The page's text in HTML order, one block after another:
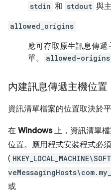
stdin 和 stdout 與
allowed_origins
應可存取原生訊息傳遞
單。
allowed-origins
內建訊息傳遞主機位置
資訊清單檔案的位置取決於平
在 Windows上，資訊清單
位置。應用程式安裝程式必
(
或